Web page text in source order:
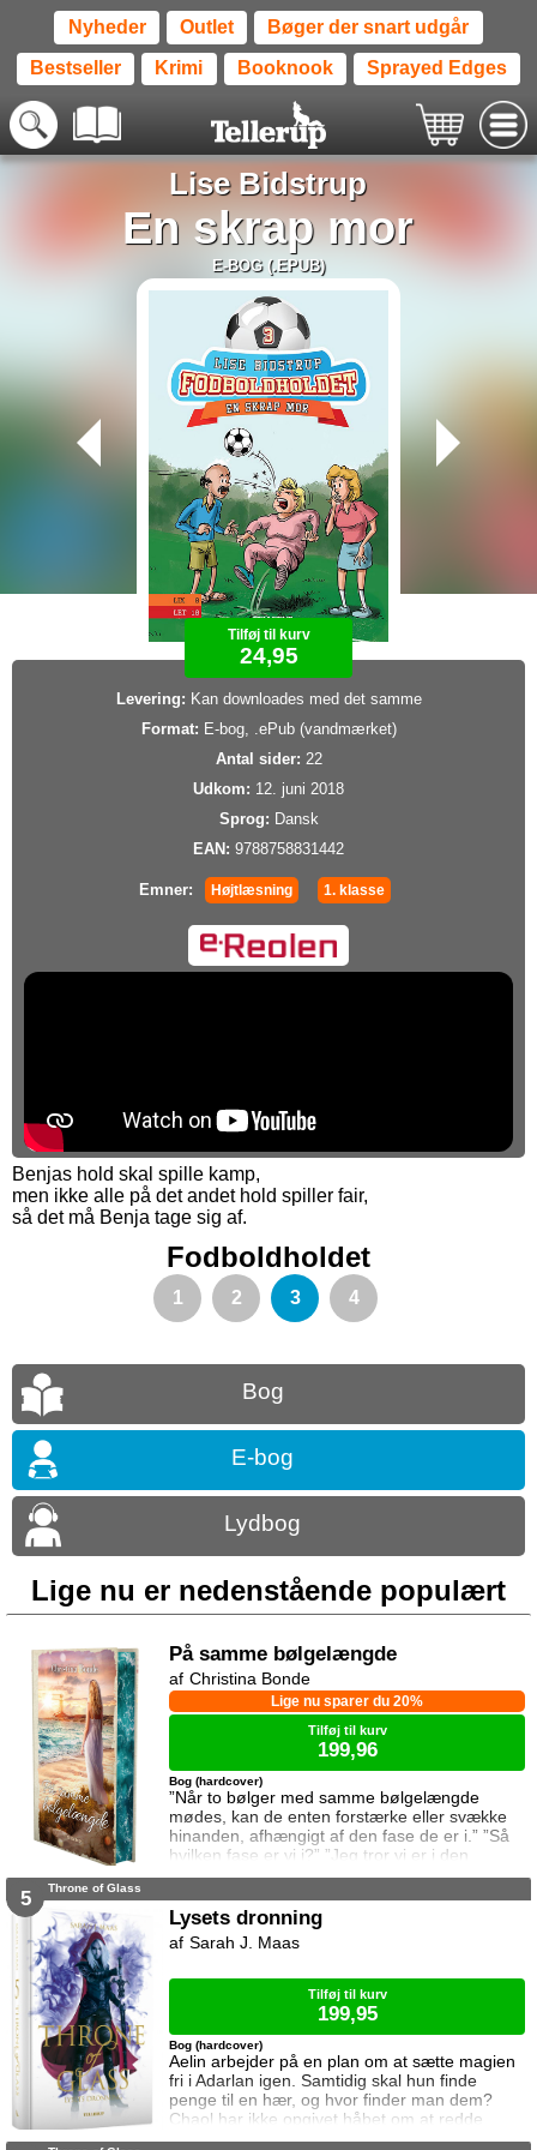
Nyheder Outlet Bøger der snart udgår
Bestseller Krimi Booknook Sprayed Edges
Lise Bidstrup
En skrap mor
E-BOG (.EPUB)
Tilføj til kurv
24,95
Levering: Kan downloades med det samme
Format: E-bog, .ePub (vandmærket)
Antal sider: 22
Udkom: 12. juni 2018
Sprog: Dansk
EAN: 9788758831442
Emner: Højtlæsning 1. klasse
Benjas hold skal spille kamp,
men ikke alle på det andet hold spiller fair,
så det må Benja tage sig af.
Fodboldholdet
1 2 3 4
Bog
E-bog
Lydbog
Lige nu er nedenstående populært
På samme bølgelængde
”Når to bølger med samme bølgelængde
mødes, kan de enten forstærke eller svække
hinanden, afhængigt af den fase de er i.” ”Så
hvilken fase er vi i?” ”Jeg tror vi er i den
samme fase.” To ting er vigtige for Elina da
sætte sin afdøde fars hus til salg. Salget skal
gå hurtigt, og hendes ophold skal være kort.
Elina har ikke besøgt byen siden hendes far
Bog (hardcover)
Lige nu sparer du 20%
Christina Bonde
Tilføj til kurv
199,96
5 Throne of Glass
Lysets dronning
Aelin arbejder på en plan om at sætte magien
fri i Adarlan igen. Samtidig skal hun finde
penge til en hær, og hvor finder man dem?
Chaol har ikke opgivet håbet om at redde
Dorian. Det bliver dog konstant sværere at
Bog (hardcover)
Sarah J. Maas
Tilføj til kurv
199,95